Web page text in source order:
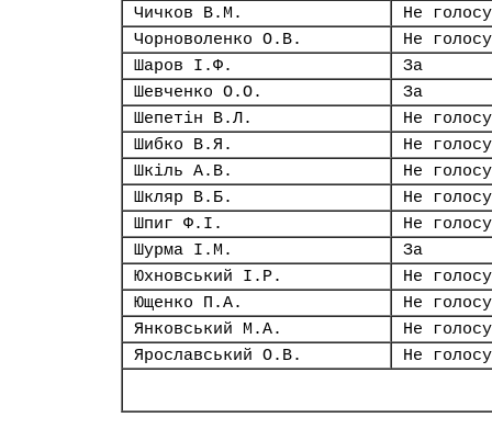
Чичков В.М.
Не
Чорноволенко О.В.
Не
Шаров І.Ф.
За
Шевченко О.О.
За
Шепетін В.Л.
Не
Шибко В.Я.
Не
Шкіль А.В.
Не
Шкляр В.Б.
Не
Шпиг Ф.І.
Не
Шурма І.М.
За
Юхновський І.Р.
Не
Ющенко П.А.
Не
Янковський М.А.
Не
Ярославський О.В.
Не